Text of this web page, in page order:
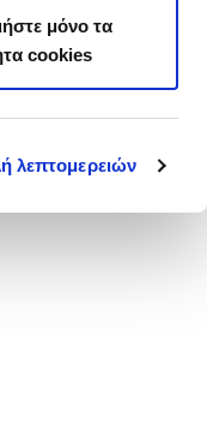
λεπτομερειών
μόνο τα
cookies